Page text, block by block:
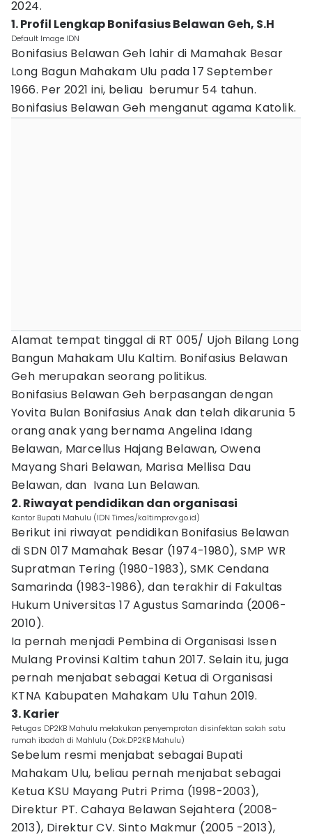
2024.
1. Profil Lengkap Bonifasius Belawan Geh, S.H
Default Image IDN
Bonifasius Belawan Geh lahir di Mamahak Besar
Long Bagun Mahakam Ulu pada 17 September
1966. Per 2021 ini, beliau berumur 54 tahun.
Bonifasius Belawan Geh menganut agama Katolik.
Alamat tempat tinggal di RT 005/ Ujoh Bilang Long
Bangun Mahakam Ulu Kaltim. Bonifasius Belawan
Geh merupakan seorang politikus.
Bonifasius Belawan Geh berpasangan dengan
Yovita Bulan Bonifasius Anak dan telah dikarunia 5
orang anak yang bernama Angelina Idang
Belawan, Marcellus Hajang Belawan, Owena
Mayang Shari Belawan, Marisa Mellisa Dau
Belawan, dan Ivana Lun Belawan.
2. Riwayat pendidikan dan organisasi
Kantor Bupati Mahulu (IDN Times/kaltimprov.go.id)
Berikut ini riwayat pendidikan Bonifasius Belawan
di SDN 017 Mamahak Besar (1974-1980), SMP WR
Supratman Tering (1980-1983), SMK Cendana
Samarinda (1983-1986), dan terakhir di Fakultas
Hukum Universitas 17 Agustus Samarinda (2006-
2010).
Ia pernah menjadi Pembina di Organisasi Issen
Mulang Provinsi Kaltim tahun 2017. Selain itu, juga
pernah menjabat sebagai Ketua di Organisasi
KTNA Kabupaten Mahakam Ulu Tahun 2019.
3. Karier
Petugas DP2KB Mahulu melakukan penyemprotan disinfektan salah satu
rumah ibadah di Mahlulu (Dok.DP2KB Mahulu)
Sebelum resmi menjabat sebagai Bupati
Mahakam Ulu, beliau pernah menjabat sebagai
Ketua KSU Mayang Putri Prima (1998-2003),
Direktur PT. Cahaya Belawan Sejahtera (2008-
2013), Direktur CV. Sinto Makmur (2005 -2013),